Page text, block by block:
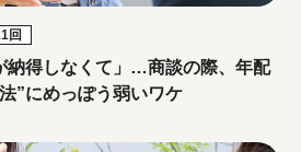
回
納得しなくて」…商談の際、年配
”にめっぽう弱いワケ